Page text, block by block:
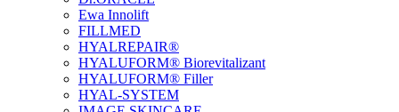
Ewa Innolift
FILLMED
НYALREPAIR®
HYALUFORM® Biorevitalizant
HYALUFORM® Filler
HYAL-SYSTEM